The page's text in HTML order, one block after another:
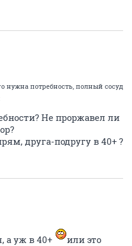
нужна потребность, полный сосуд
Не проржавел ли
друга-подругу в 40+ ?
а уж в 40+
или это